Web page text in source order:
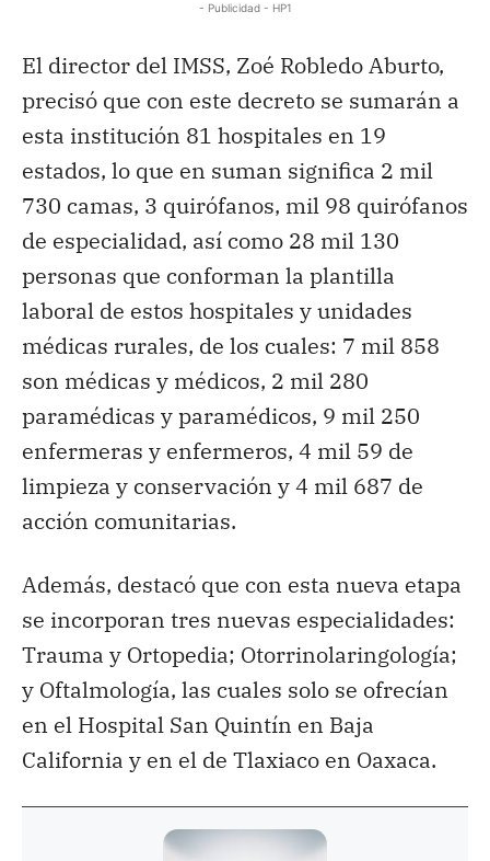
- Publicidad - HP1
El director del IMSS, Zoé Robledo Aburto,
precisó que con este decreto se sumarán a
esta institución 81 hospitales en 19
estados, lo que en suman significa 2 mil
730 camas, 3 quirófanos, mil 98 quirófanos
de especialidad, así como 28 mil 130
personas que conforman la plantilla
laboral de estos hospitales y unidades
médicas rurales, de los cuales: 7 mil 858
son médicas y médicos, 2 mil 280
paramédicas y paramédicos, 9 mil 250
enfermeras y enfermeros, 4 mil 59 de
limpieza y conservación y 4 mil 687 de
acción comunitarias.
Además, destacó que con esta nueva etapa
se incorporan tres nuevas especialidades:
Trauma y Ortopedia; Otorrinolaringología;
y Oftalmología, las cuales solo se ofrecían
en el Hospital San Quintín en Baja
California y en el de Tlaxiaco en Oaxaca.